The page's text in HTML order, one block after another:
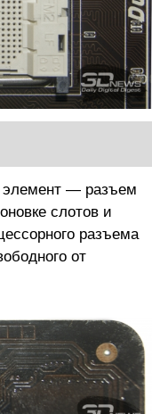
элемент — разъем
слотов и
разъема
от